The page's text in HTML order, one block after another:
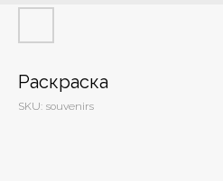
Раскраска
SKU: souvenirs